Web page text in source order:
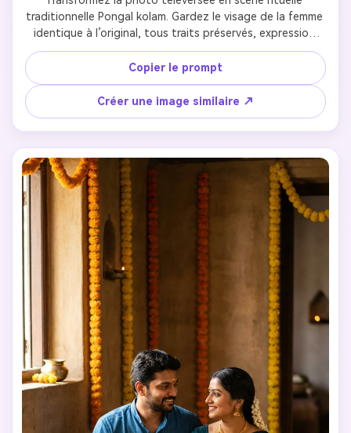
traditionnelle Pongal kolam. Gardez le visage de la femme
identique à l’original, tous traits préservés, expression
paisible. Habillez-la en sari de soie rose ou corail vif à
bordure dorée et blouse assortie. Elle est agenouillée
élégamment et arrange un kolam circulaire fait de soucis
orange et jaunes en cercles concentriques. Kolam élaboré
avec pot en laiton décoré (vase Pongal) au centre.
Intégrer des femmes en sari coloré en arrière-plan flou,
observant le rituel. Décor : cour ouverte, sol en terre
naturelle, lumière chaude du matin. Lumière naturelle
douce, palette chaude, faible profondeur de champ.
Composition cinématographique, authenticité culturelle
Instagram. Détails ultra-réalistes—pas de cartoon,
ambiance matinale sereine de Pongal.
Copier le prompt
Créer une image similaire ↗
Créez des images IA
à l’infini. 100 %
gratuit!
Créer Gratuitement →